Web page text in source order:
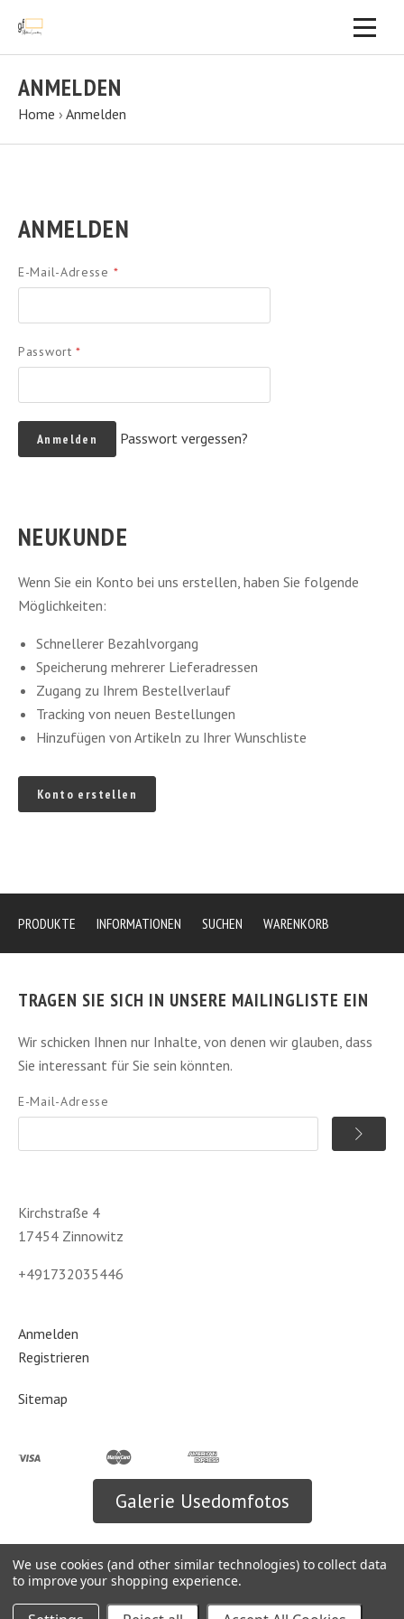
ANMELDEN
Home › Anmelden
ANMELDEN
E-Mail-Adresse *
Passwort*
Passwort vergessen?
NEUKUNDE
Wenn Sie ein Konto bei uns erstellen, haben Sie folgende
Möglichkeiten:
Schnellerer Bezahlvorgang
Speicherung mehrerer Lieferadressen
Zugang zu Ihrem Bestellverlauf
Tracking von neuen Bestellungen
Hinzufügen von Artikeln zu Ihrer Wunschliste
Konto erstellen
PRODUKTE INFORMATIONEN SUCHEN WARENKORB
TRAGEN SIE SICH IN UNSERE MAILINGLISTE EIN
Wir schicken Ihnen nur Inhalte, von denen wir glauben, dass
Sie interessant für Sie sein könnten.
E-Mail-Adresse
Kirchstraße 4
17454 Zinnowitz
+491732035446
Anmelden
Registrieren
Sitemap
Galerie Usedomfotos
© 2026Usedomfotos
Powered byBigCommerce
We use cookies (and other similar technologies) to collect data
to improve your shopping experience.